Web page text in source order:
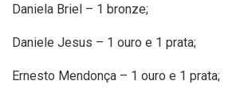
Daniela Briel – 1 bronze;
Daniele Jesus – 1 ouro e 1 prata;
Ernesto Mendonça – 1 ouro e 1 prata;